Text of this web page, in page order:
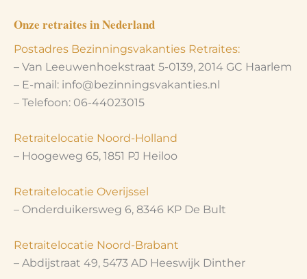
Onze retraites in Nederland
Postadres Bezinningsvakanties Retraites:
– Van Leeuwenhoekstraat 5-0139, 2014 GC Haarlem
– E-mail: info@bezinningsvakanties.nl
– Telefoon: 06-44023015
Retraitelocatie Noord-Holland
– Hoogeweg 65, 1851 PJ Heiloo
Retraitelocatie Overijssel
– Onderduikersweg 6, 8346 KP De Bult
Retraitelocatie Noord-Brabant
– Abdijstraat 49, 5473 AD Heeswijk Dinther